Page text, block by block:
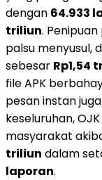
dengan 64.933
triliun.
palsu menyusul,
sebesar Rp1,54
file APK
pesan instan
keseluruhan,
masyarakat
triliun dalam
laporan.